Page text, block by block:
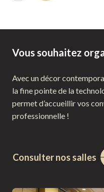
Vous souhaitez
Avec un décor
la fine pointe de la
permet d’accueillir vos
professionnelle !
Consulter nos salles